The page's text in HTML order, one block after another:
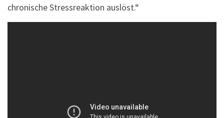
chronische Stressreaktion auslöst.“